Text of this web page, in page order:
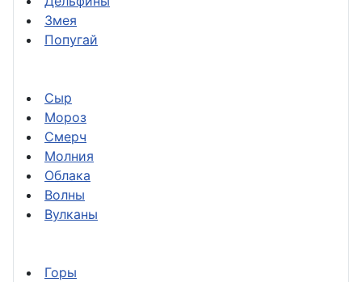
Змея
Попугай
Сыр
Мороз
Смерч
Молния
Облака
Волны
Вулканы
Горы